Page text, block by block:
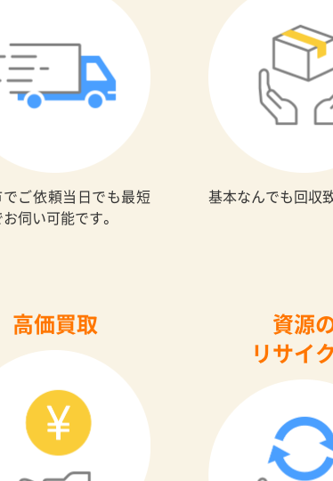
ご依頼当日でも最短
伺い可能です。
基本なんでも回収
高価買取
資源
リサイ